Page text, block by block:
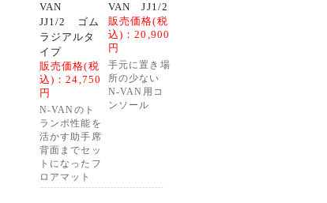
VAN
JJ1/2 ゴム
ラジアルタ
イプ
販売価格(税
込)：24,750
円
N-VANのト
ランポ性能を
活かす助手席
背面までセッ
トになったフ
ロアマット
VAN JJ1/2
販売価格(税
込)：20,900
円
手元に置き場
所の少ない
N-VAN用コ
ンソール